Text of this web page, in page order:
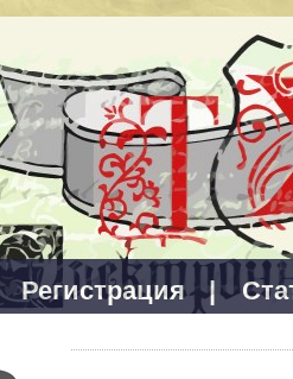
Регистрация |